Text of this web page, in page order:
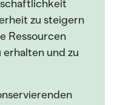
zu steigern
Ressourcen
und zu